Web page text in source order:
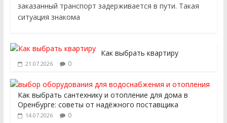
заказанный транспорт задерживается в пути. Такая
ситуация знакома
Как выбрать квартиру
21.07.2026 0
Как выбрать сантехнику и отопление для дома в
Оренбурге: советы от надёжного поставщика
14.07.2026 0